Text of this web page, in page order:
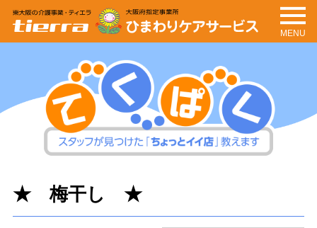
tierra
ひまわりケアサービ
ス
MENU
店」教えます
★ 梅干し ★